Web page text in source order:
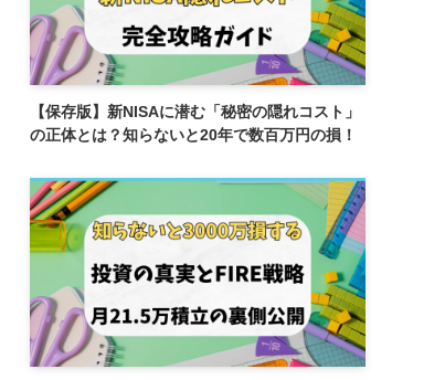
【保存版】新NISAに潜む「秘密の隠れコスト」
の正体とは？知らないと20年で数百万円の損！